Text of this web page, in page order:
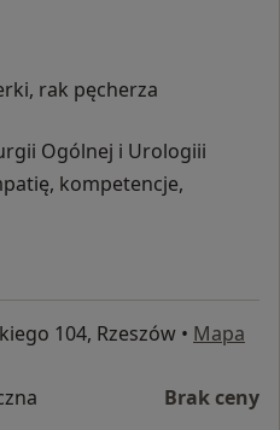
rak pęcherza
Ogólnej i Urologiii
kompetencje,
104, Rzeszów • Mapa
Brak ceny